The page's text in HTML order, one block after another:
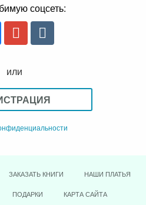
соцсеть:
или
ЗАКАЗАТЬ КНИГИ НАШИ ПЛАТЬЯ
ПОДАРКИ КАРТА САЙТА